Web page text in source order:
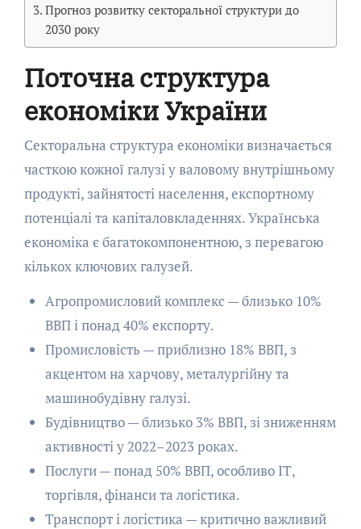
Прогноз розвитку секторальної структури до
2030 року
Поточна структура
економіки України
Секторальна структура економіки визначається
часткою кожної галузі у валовому внутрішньому
продукті, зайнятості населення, експортному
потенціалі та капіталовкладеннях. Українська
економіка є багатокомпонентною, з перевагою
кількох ключових галузей.
Агропромисловий комплекс — близько 10%
ВВП і понад 40% експорту.
Промисловість — приблизно 18% ВВП, з
акцентом на харчову, металургійну та
машинобудівну галузі.
Будівництво — близько 3% ВВП, зі зниженням
активності у 2022–2023 роках.
Послуги — понад 50% ВВП, особливо ІТ,
торгівля, фінанси та логістика.
Транспорт і логістика — критично важливий